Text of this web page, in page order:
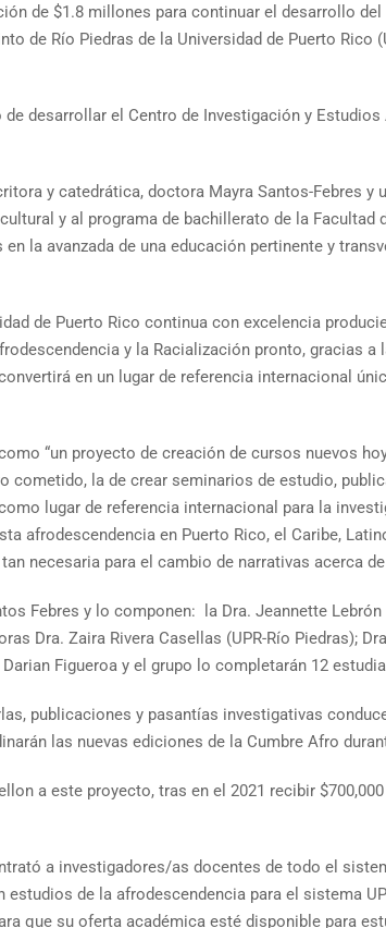
de $1.8 millones para continuar el desarrollo
de Río Piedras de la Universidad de Puerto Rico
desarrollar el Centro de Investigación y
y catedrática, doctora Mayra Santos-Febres y
y al programa de bachillerato de la Facultad
la avanzada de una educación pertinente y
de Puerto Rico continua con excelencia
y la Racialización pronto, gracias
en un lugar de referencia internacional
“un proyecto de creación de cursos nuevos
la de crear seminarios de estudio,
lugar de referencia internacional para la
afrodescendencia en Puerto Rico, el Caribe,
necesaria para el cambio de narrativas acerca de
Febres y lo componen: la Dra. Jeannette
Dra. Zaira Rivera Casellas (UPR-Río Piedras);
Figueroa y el grupo lo completarán 12
publicaciones y pasantías investigativas
las nuevas ediciones de la Cumbre Afro
a este proyecto, tras en el 2021 recibir
a investigadores/as docentes de todo el
de la afrodescendencia para el sistema
que su oferta académica esté disponible para